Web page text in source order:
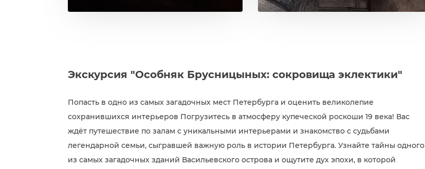
Экскурсия "Особняк Брусницыных: сокровища эклектики"
Попасть в одно из самых загадочных мест Петербурга и оценить великолепие
сохранившихся интерьеров Погрузитесь в атмосферу купеческой роскоши 19 века! Вас
ждёт путешествие по залам с уникальными интерьерами и знакомство с судьбами
легендарной семьи, сыгравшей важную роль в истории Петербурга. Узнайте тайны одного
из самых загадочных зданий Васильевского острова и ощутите дух эпохи, в которой